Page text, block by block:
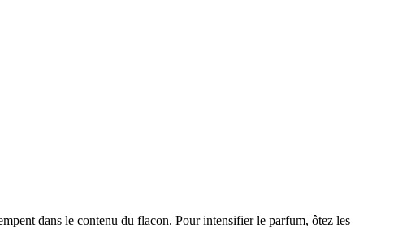
dans le contenu du flacon. Pour intensifier le parfum, ôtez les